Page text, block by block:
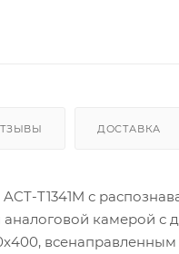
ДОСТАВКА
T1341M с
камерой с